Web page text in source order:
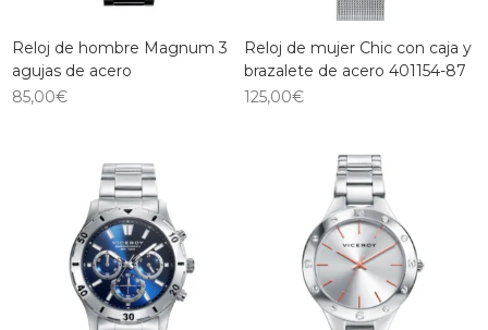
Reloj de hombre Magnum 3
agujas de acero
85,00€
Reloj de mujer Chic con caja y
brazalete de acero 401154-87
125,00€